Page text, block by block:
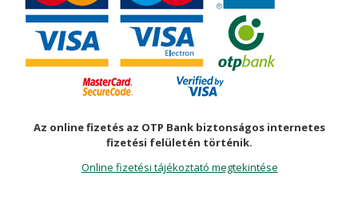
Az online fizetés az OTP Bank biztonságos internetes
fizetési felületén történik.
Online fizetési tájékoztató megtekintése